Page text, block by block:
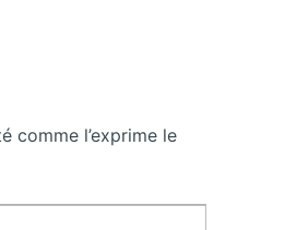
comme l’exprime le